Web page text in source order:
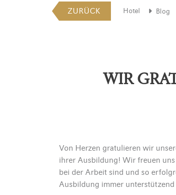
ZURÜCK Hotel Blog
WIR
Von Herzen gratulieren wir
ihrer Ausbildung! Wir freuen uns
bei der Arbeit sind und so
Ausbildung immer